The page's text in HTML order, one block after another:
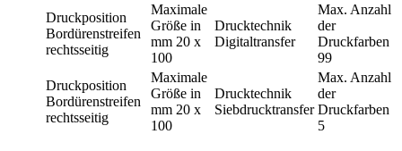
Druckposition
Bordürenstreifen
rechtsseitig
Maximale
Größe in
mm 20 x
100
Drucktechnik
Digitaltransfer
Max. Anzahl
der
Druckfarben
99
Druckposition
Bordürenstreifen
rechtsseitig
Maximale
Größe in
mm 20 x
100
Drucktechnik
Siebdrucktransfer
Max. Anzahl
der
Druckfarben
5